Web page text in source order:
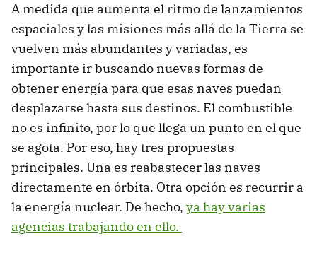
A medida que aumenta el ritmo de lanzamientos
espaciales y las misiones más allá de la Tierra se
vuelven más abundantes y variadas, es
importante ir buscando nuevas formas de
obtener energía para que esas naves puedan
desplazarse hasta sus destinos. El combustible
no es infinito, por lo que llega un punto en el que
se agota. Por eso, hay tres propuestas
principales. Una es reabastecer las naves
directamente en órbita. Otra opción es recurrir a
la energía nuclear. De hecho, ya hay varias
agencias trabajando en ello.